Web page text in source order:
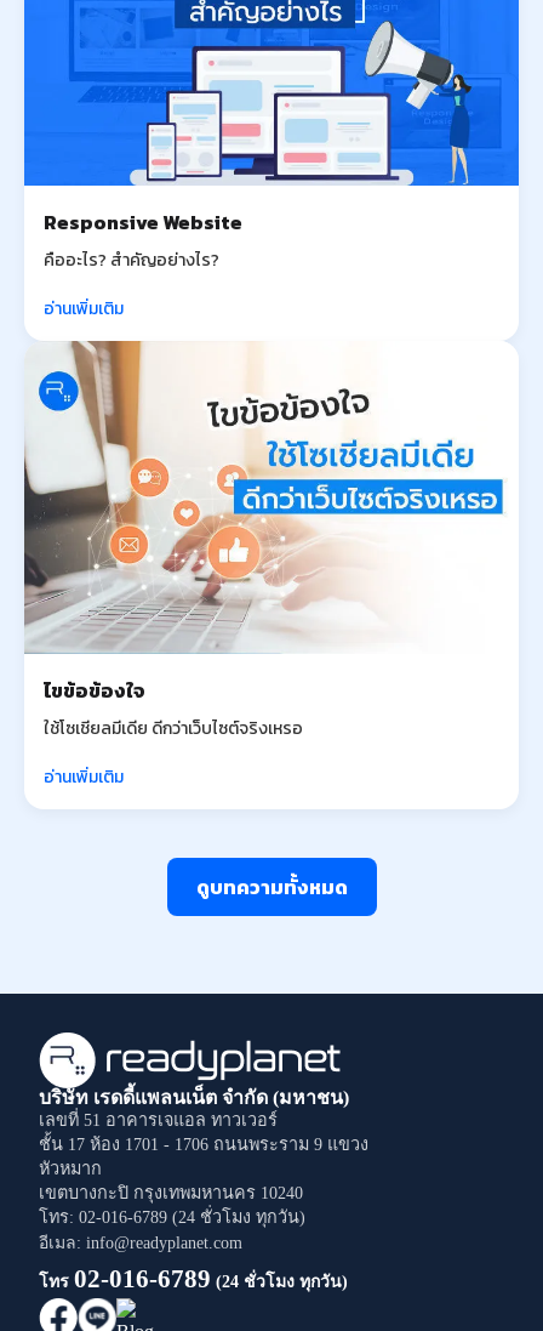
Responsive Website
คืออะไร? สำคัญอย่างไร?
อ่านเพิ่มเติม
ไขข้อข้องใจ
ใช้โซเชียลมีเดีย ดีกว่าเว็บไซต์จริงเหรอ
อ่านเพิ่มเติม
ดูบทความทั้งหมด
บริษัท เรดดี้แพลนเน็ต จำกัด (มหาชน)
เลขที่ 51 อาคารเจแอล ทาวเวอร์
ชั้น 17 ห้อง 1701 - 1706 ถนนพระราม 9 แขวง
หัวหมาก
เขตบางกะปิ กรุงเทพมหานคร 10240
โทร: 02-016-6789 (24 ชั่วโมง ทุกวัน)
อีเมล: info@readyplanet.com
โทร 02-016-6789 (24 ชั่วโมง ทุกวัน)